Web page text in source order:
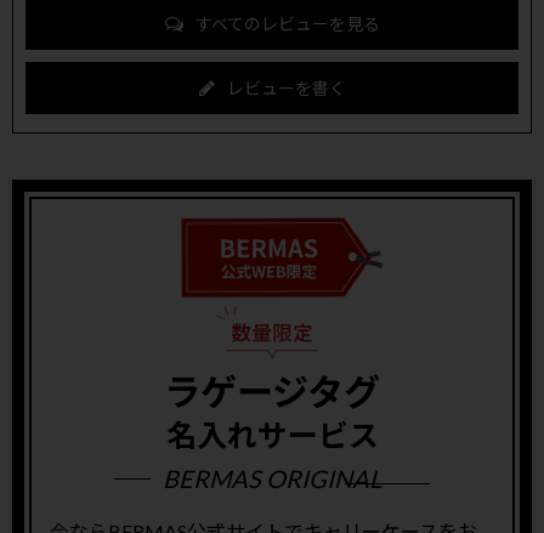
すべてのレビューを見る
レビューを書く
ラゲージタグ
名入れサービス
BERMAS ORIGINAL